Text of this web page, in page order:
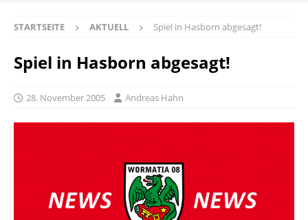
STARTSEITE AKTUELL Spiel in Hasborn abgesagt!
Spiel in Hasborn abgesagt!
28. November 2005 Andreas Hahn